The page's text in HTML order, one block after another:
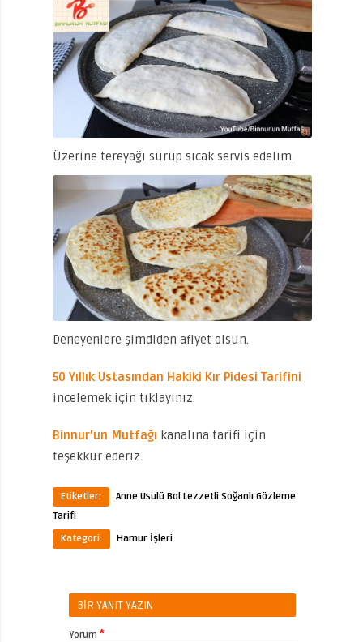
Üzerine tereyağı sürüp sıcak servis edelim.
Deneyenlere şimdiden afiyet olsun.
50 Yıllık Ustasından Hakiki Kır Pidesi Tarifini
incelemek için tıklayınız.
Binnur’un Mutfağı kanalına tarifi için
teşekkür ederiz.
Etiketler:
Anne Usulü Bol Lezzetli Soğanlı Gözleme
Tarifi
Kategori:
Hamur İşleri
BIR YANIT YAZIN
Yorum *